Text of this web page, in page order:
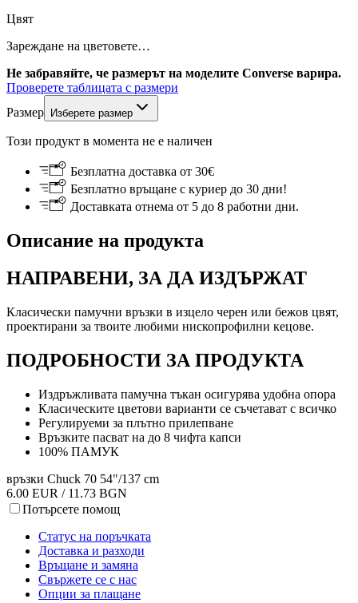
Цвят
Зареждане на цветовете…
Не забравяйте, че размерът на моделите Converse варира.
Проверете таблицата с размери
Размер
Изберете размер
Този продукт в момента не е наличен
Безплатна доставка от 30€
Безплатно връщане с куриер до 30 дни!
Доставката отнема от 5 до 8 работни дни.
Описание на продукта
НАПРАВЕНИ, ЗА ДА ИЗДЪРЖАТ
Класически памучни връзки в изцело черен или бежов цвят,
проектирани за твоите любими нископрофилни кецове.
ПОДРОБНОСТИ ЗА ПРОДУКТА
Издръжливата памучна тъкан осигурява удобна опора
Класическите цветови варианти се съчетават с всичко
Регулируеми за плътно прилепване
Връзките пасват на до 8 чифта капси
100% ПАМУК
връзки Chuck 70 54"/137 cm
6.00 EUR / 11.73 BGN
Потърсете помощ
Статус на поръчката
Доставка и разходи
Връщане и замяна
Свържете се с нас
Опции за плащане